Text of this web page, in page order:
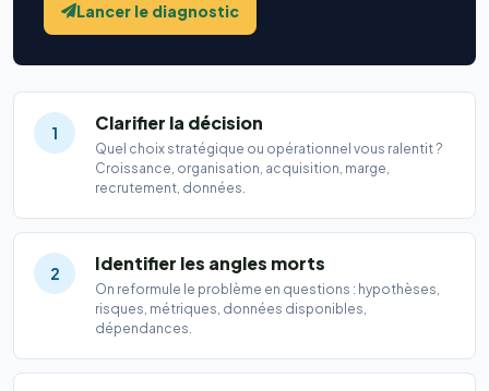
Lancer le diagnostic
1 Clarifier la décision
Quel choix stratégique ou opérationnel vous ralentit ?
Croissance, organisation, acquisition, marge,
recrutement, données.
2 Identifier les angles morts
On reformule le problème en questions : hypothèses,
risques, métriques, données disponibles,
dépendances.